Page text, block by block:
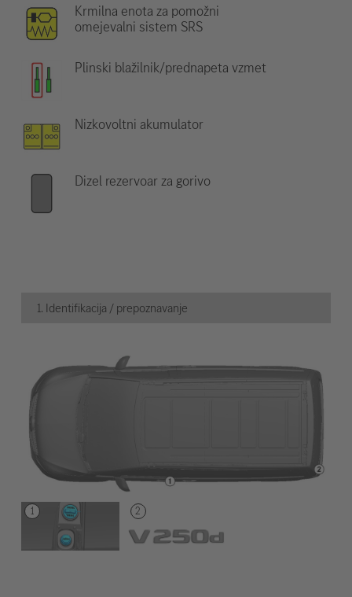
Krmilna enota za pomožni
omejevalni sistem SRS
Plinski blažilnik/prednapeta vzmet
Nizkovoltni akumulator
Dizel rezervoar za gorivo
1. Identifikacija / prepoznavanje